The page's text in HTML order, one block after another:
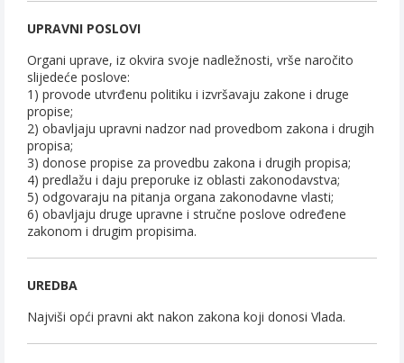
UPRAVNI POSLOVI
Organi uprave, iz okvira svoje nadležnosti, vrše naročito
slijedeće poslove:
1) provode utvrđenu politiku i izvršavaju zakone i druge
propise;
2) obavljaju upravni nadzor nad provedbom zakona i drugih
propisa;
3) donose propise za provedbu zakona i drugih propisa;
4) predlažu i daju preporuke iz oblasti zakonodavstva;
5) odgovaraju na pitanja organa zakonodavne vlasti;
6) obavljaju druge upravne i stručne poslove određene
zakonom i drugim propisima.
UREDBA
Najviši opći pravni akt nakon zakona koji donosi Vlada.